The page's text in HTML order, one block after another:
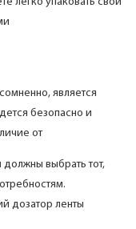
является
безопасно и
от
выбрать тот,
дозатор ленты